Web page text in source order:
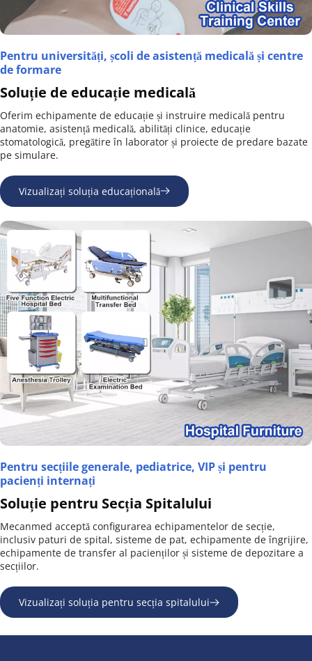
Pentru universități, școli de asistență medicală și centre
de formare
Soluție de educație medicală
Oferim echipamente de educație și instruire medicală pentru
anatomie, asistență medicală, abilități clinice, educație
stomatologică, pregătire în laborator și proiecte de predare bazate
pe simulare.
Vizualizați soluția educațională
Pentru secțiile generale, pediatrice, VIP și pentru
pacienți internați
Soluție pentru Secția Spitalului
Mecanmed acceptă configurarea echipamentelor de secție,
inclusiv paturi de spital, sisteme de pat, echipamente de îngrijire,
echipamente de transfer al pacienților și sisteme de depozitare a
secțiilor.
Vizualizați soluția pentru secția spitalului